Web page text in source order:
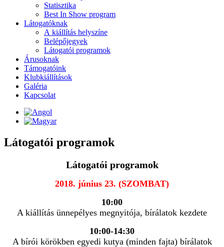
Statisztika
Best In Show program
Látogatóknak
A kiállítás helyszíne
Belépőjegyek
Látogatói programok
Árusoknak
Támogatóink
Klubkiállítások
Galéria
Kapcsolat
Látogatói programok
Látogatói programok
2018. június 23. (SZOMBAT)
10:00
A kiállítás ünnepélyes megnyitója, bírálatok kezdete
10:00-14:30
A bírói körökben egyedi kutya (minden fajta) bírálatok